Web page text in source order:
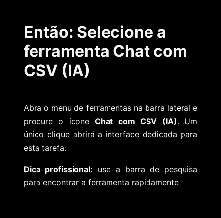
Então: Selecione a
ferramenta Chat com
CSV (IA)
Abra o menu de ferramentas na barra lateral e
procure o íconeChat com CSV (IA). Um
único clique abrirá a interface dedicada para
esta tarefa.
Dica profissional: use a barra de pesquisa
para encontrar a ferramenta rapidamente